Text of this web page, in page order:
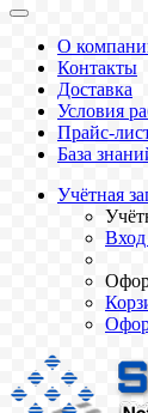
О
Контакты
Доставка
Условия
Прайс-
База
Учётная
Вход